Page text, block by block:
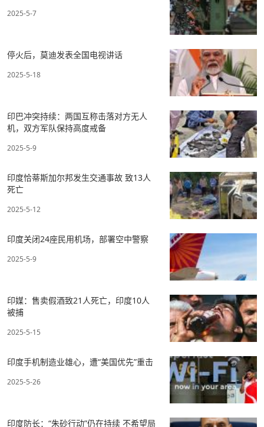
2025-5-7
停火后，莫迪发表全国电视讲话
2025-5-18
印巴冲突持续：两国互称击落对方无人
机，双方军队保持高度戒备
2025-5-9
印度恰蒂斯加尔邦发生交通事故 致13人
死亡
2025-5-12
印度关闭24座民用机场，部署空中警察
2025-5-9
印媒：售卖假酒致21人死亡，印度10人
被捕
2025-5-15
印度手机制造业雄心，遭“美国优先”重击
2025-5-26
印度防长：“朱砂行动”仍在持续 不希望局